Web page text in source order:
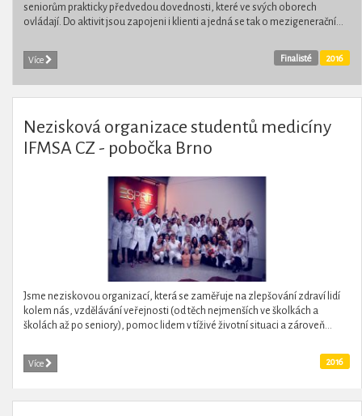
seniorům prakticky předvedou dovednosti, které ve svých oborech
ovládají. Do aktivit jsou zapojeni i klienti a jedná se tak o mezigenerační...
Více 2016
Finalisté
Nezisková organizace studentů medicíny
IFMSA CZ - pobočka Brno
Jsme neziskovou organizací, která se zaměřuje na zlepšování zdraví lidí
kolem nás, vzdělávání veřejnosti (od těch nejmenších ve školkách a
školách až po seniory), pomoc lidem v tíživé životní situaci a zároveň...
Více 2016